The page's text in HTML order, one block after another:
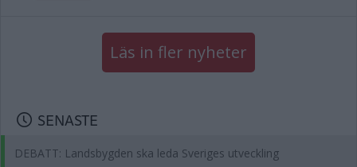
Läs in fler nyheter
SENASTE
DEBATT: Landsbygden ska leda Sveriges utveckling